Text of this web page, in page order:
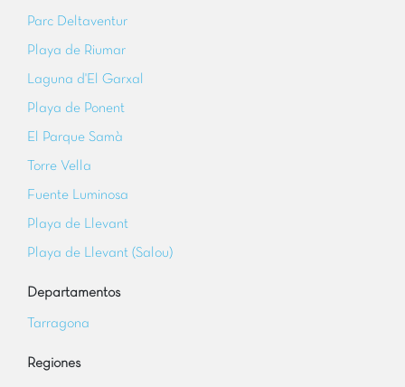
Parc Deltaventur
Playa de Riumar
Laguna d'El Garxal
Playa de Ponent
El Parque Samà
Torre Vella
Fuente Luminosa
Playa de Llevant
Playa de Llevant (Salou)
Departamentos
Tarragona
Regiones